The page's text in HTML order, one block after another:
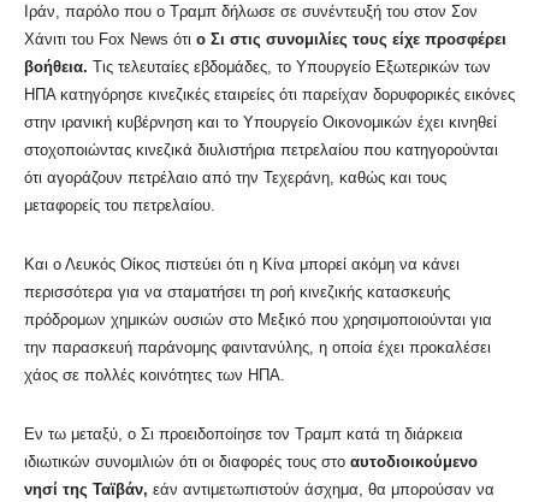
Ιράν, παρόλο που ο Τραμπ δήλωσε σε συνέντευξή του στον Σον
Χάνιτι του Fox News ότι ο Σι στις συνομιλίες τους είχε προσφέρει
βοήθεια. Τις τελευταίες εβδομάδες, το Υπουργείο Εξωτερικών των
ΗΠΑ κατηγόρησε κινεζικές εταιρείες ότι παρείχαν δορυφορικές εικόνες
στην ιρανική κυβέρνηση και το Υπουργείο Οικονομικών έχει κινηθεί
στοχοποιώντας κινεζικά διυλιστήρια πετρελαίου που κατηγορούνται
ότι αγοράζουν πετρέλαιο από την Τεχεράνη, καθώς και τους
μεταφορείς του πετρελαίου.
Και ο Λευκός Οίκος πιστεύει ότι η Κίνα μπορεί ακόμη να κάνει
περισσότερα για να σταματήσει τη ροή κινεζικής κατασκευής
πρόδρομων χημικών ουσιών στο Μεξικό που χρησιμοποιούνται για
την παρασκευή παράνομης φαιντανύλης, η οποία έχει προκαλέσει
χάος σε πολλές κοινότητες των ΗΠΑ.
Εν τω μεταξύ, ο Σι προειδοποίησε τον Τραμπ κατά τη διάρκεια
ιδιωτικών συνομιλιών ότι οι διαφορές τους στο αυτοδιοικούμενο
νησί της Ταϊβάν, εάν αντιμετωπιστούν άσχημα, θα μπορούσαν να